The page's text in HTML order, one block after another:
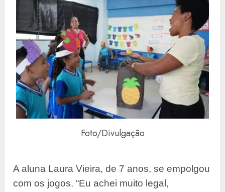
Foto/Divulgação
A aluna Laura Vieira, de 7 anos, se empolgou
com os jogos. “Eu achei muito legal,